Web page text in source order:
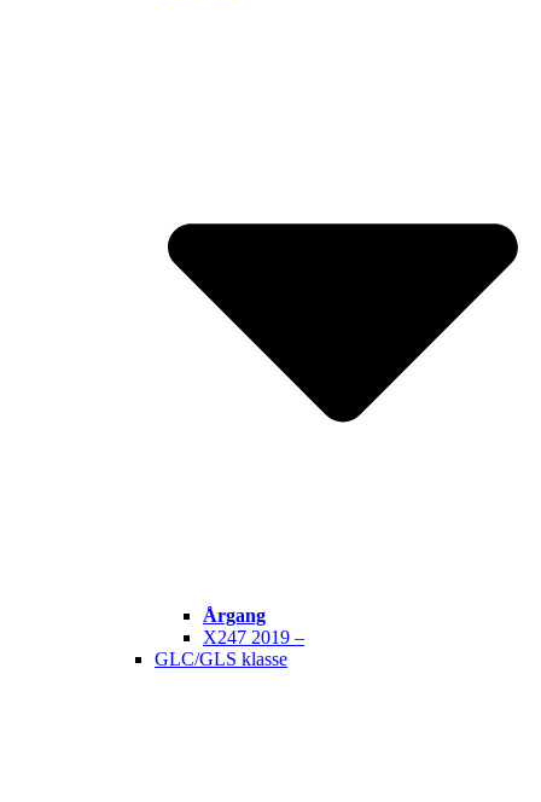
Årgang
X247 2019 –
GLC/GLS klasse